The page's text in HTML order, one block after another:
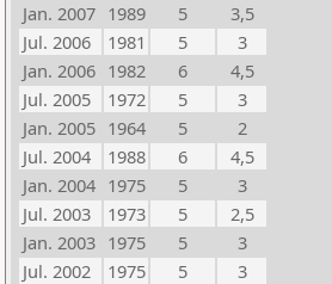
Jan. 2007 1989 5
3,5
Jul. 2006
1981 5
3
Jan. 2006 1982 6
4,5
Jul. 2005
1972 5
3
Jan. 2005 1964 5
2
Jul. 2004
1988 6
4,5
Jan. 2004 1975 5
3
Jul. 2003
1973 5
2,5
Jan. 2003 1975 5
3
Jul. 2002
1975 5
3